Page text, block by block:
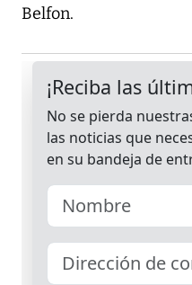
Belfon.